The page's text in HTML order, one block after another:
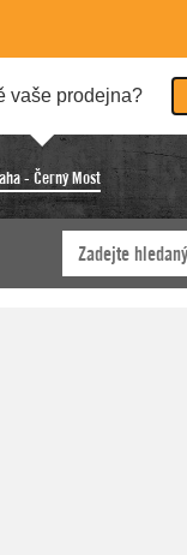
vaše prodejna?
- Černý Most